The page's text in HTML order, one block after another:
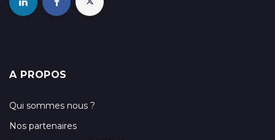
A PROPOS
Qui sommes nous ?
Nos partenaires